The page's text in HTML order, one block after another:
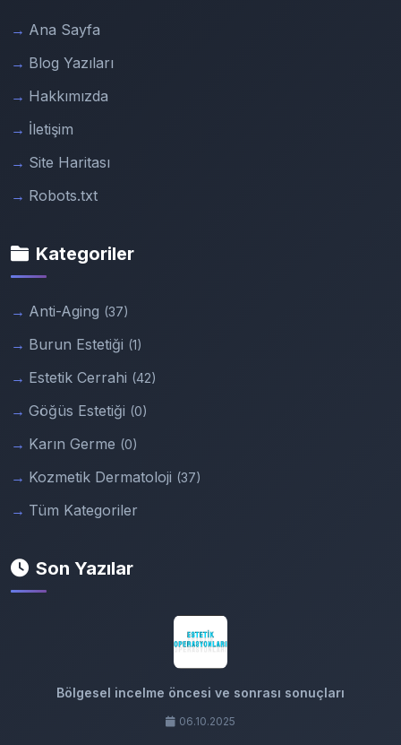
Ana Sayfa
Blog Yazıları
Hakkımızda
İletişim
Site Haritası
Robots.txt
Kategoriler
Anti-Aging (37)
Burun Estetiği (1)
Estetik Cerrahi (42)
Göğüs Estetiği (0)
Karın Germe (0)
Kozmetik Dermatoloji (37)
Tüm Kategoriler
Son Yazılar
Bölgesel incelme öncesi ve sonrası sonuçları
06.10.2025